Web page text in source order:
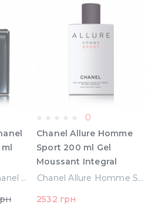
Chanel Bleu De Chanel Pour Homme 200 ml Гель для душа (3145891079609)
0
Chanel Allure Homme
Sport 200 ml Gel
Moussant Integral
(3145891239607)
Chanel Allure Homme Sport 200 ml Gel Moussant Integral (3145891239607)
2532 грн